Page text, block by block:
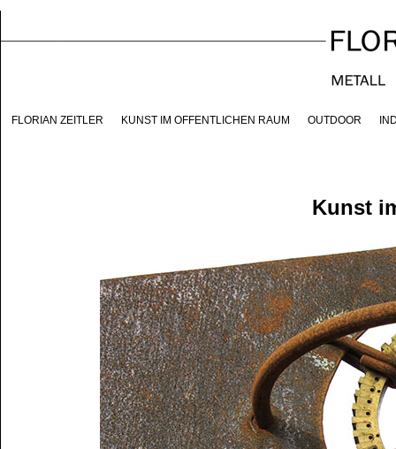
FLORIAN ZEITLER KUNST IM ÖFFENTLICHEN RAUM OUTDOOR
Kunst